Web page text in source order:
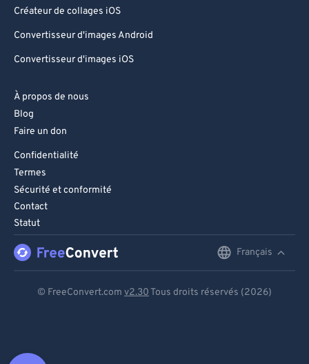
Créateur de collages iOS
Convertisseur d'images Android
Convertisseur d'images iOS
À propos de nous
Blog
Faire un don
Confidentialité
Termes
Sécurité et conformité
Contact
Statut
Français
© FreeConvert.com v2.30 Tous droits réservés (2026)